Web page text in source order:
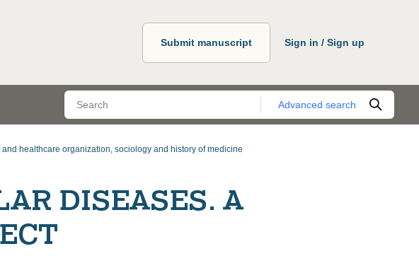
Submit manuscript Sign in / Sign up
Advanced search
and healthcare organization, sociology and history of medicine
DISEASES. A